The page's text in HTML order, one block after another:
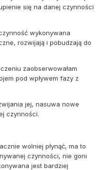
się na danej czynności
wykonywana
rozwijają i pobudzają do
zaobserwowałam
pod wpływem fazy z
jej, nasuwa nowe
czynności.
wolniej płynąć, ma to
czynności, nie goni
jest bardziej